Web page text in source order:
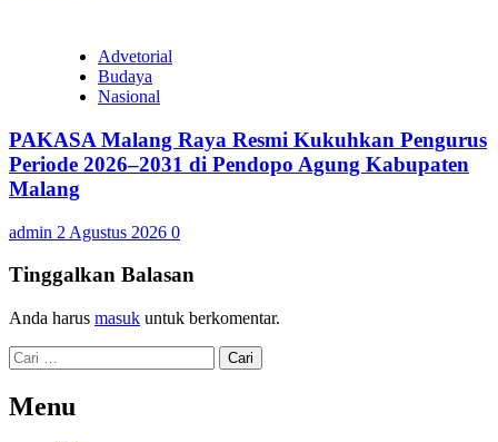
Advetorial
Budaya
Nasional
PAKASA Malang Raya Resmi Kukuhkan Pengurus
Periode 2026–2031 di Pendopo Agung Kabupaten
Malang
admin 2 Agustus 2026 0
Tinggalkan Balasan
Anda harus masuk untuk berkomentar.
Cari
untuk:
Menu